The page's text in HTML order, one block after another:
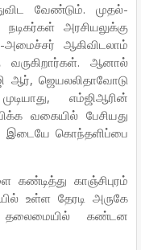
வேண்டும். முதல்-
அரசியலுக்கு
அமைச்சர் ஆகிவிடலாம்
வருகிறார்கள். ஆனால்
ஆர், ஜெயலலிதாவோடு
எம்ஜிஆரின்
வகையில் பேசியது
இடையே கொந்தளிப்பை
காஞ்சிபுரம்
உள்ள தேரடி அருகே
தலைமையில் கண்டன